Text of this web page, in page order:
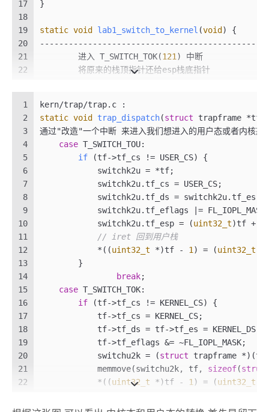
17
18
19
20
21
22
25
26
27
28
29
30
}
static void lab1_switch_to_kernel (void )
{
	进入 T_SWITCH_TOK(
121 ) 中断
	将原来的栈顶指针还给esp栈底指针
"int %0 \n"
"movl %%ebp, %%esp \n"
	    :
	    :
"i"(T_SWITCH_TOK)
	)
;
1
2
3
4
5
6
7
8
9
10
11
12
13
14
15
16
17
18
19
20
21
22
24
kern/trap/trap.c :
static void trap_dispatch(struct trapframe *tf)
通过"改造"一个中断 来进入我们想进入的用户态或者内核态
case T_SWITCH_TOU:
if
(tf->tf_cs != USER_CS)
{
            switchk2u = *tf;
            switchk2u.tf_cs = USER_CS;
switchk2u.tf_ds = switchk2u.tf_es
switchk2u.tf_eflags |=
            switchk2u.tf_esp = (
uint32_t)tf +
// iret 回到用户栈
            *((
uint32_t *)tf - 1 ) = (uint32_t
        }
break;
case T_SWITCH_TOK:
if (tf->tf_cs != KERNEL_CS) {
            tf->tf_cs = KERNEL_CS;
            tf->tf_ds = tf->tf_es = KERNEL_DS;
            tf->tf_eflags &= ~FL_IOPL_MASK;
            switchu2k = (
struct trapframe
            memmove(switchu2k, tf,
sizeof(
            *((
uint32_t *)tf - 1 ) = (uint32_t
break